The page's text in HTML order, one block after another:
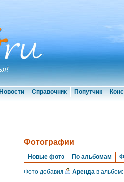
Новости Справочник Попутчик
Фотографии
Новые фото По альбомам
Фото добавил Аренда в альбом: